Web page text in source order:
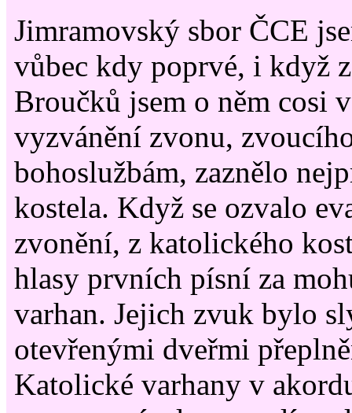
Jimramovský sbor ČCE
vůbec kdy poprvé, i když
Broučků jsem o něm cosi
vyzvánění zvonu,
bohoslužbám, zaznělo
kostela. Když se ozvalo
zvonění, z katolického
hlasy prvních písní za
varhan. Jejich zvuk bylo
otevřenými dveřmi
Katolické varhany v